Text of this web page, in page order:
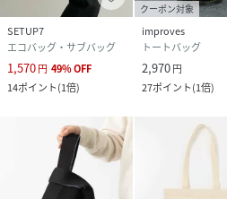
SETUP7
エコバッグ・サブバッグ
1,570円 49%OFF
14ポイント(1倍)
クーポン対象
improves
トートバッグ
2,970円
27ポイント(1倍)